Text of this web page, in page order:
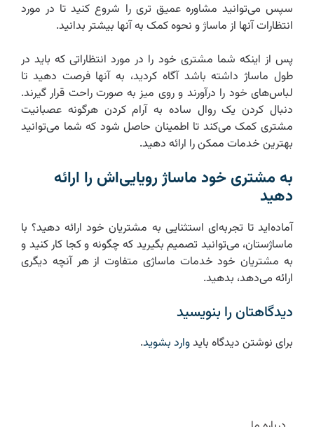
سپس می‌توانید مشاوره عمیق تری را شروع کنید تا در مورد
انتظارات آنها از ماساژ و نحوه کمک به آنها بیشتر بدانید.
پس از اینکه شما مشتری خود را در مورد انتظاراتی که باید در
طول ماساژ داشته باشد آگاه کردید، به آنها فرصت دهید تا
لباس‌های خود را درآورند و روی میز به صورت راحت قرار گیرند.
دنبال کردن یک روال ساده به آرام کردن هرگونه عصبانیت
مشتری کمک می‌کند تا اطمینان حاصل شود که شما می‌توانید
بهترین خدمات ممکن را ارائه دهید.
به مشتری خود ماساژ رویایی‌اش را ارائه
دهید
آماده‌اید تا تجربه‌ای استثنایی به مشتریان خود ارائه دهید؟ با
ماساژستان، می‌توانید تصمیم بگیرید که چگونه و کجا کار کنید و
به مشتریان خود خدمات ماساژی متفاوت از هر آنچه دیگری
ارائه می‌دهد، بدهید.
دیدگاهتان را بنویسید
برای نوشتن دیدگاه بایدوارد بشوید.